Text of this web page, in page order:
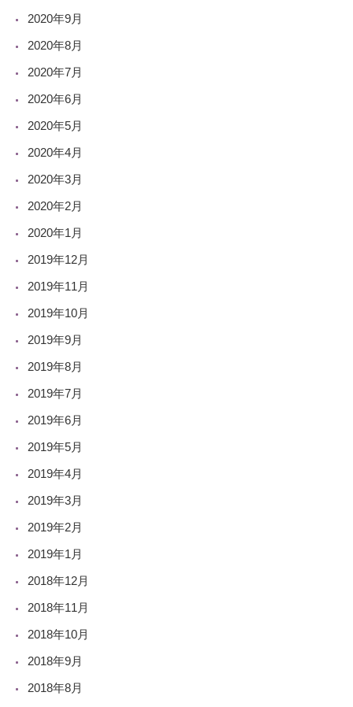
2020年9月
2020年8月
2020年7月
2020年6月
2020年5月
2020年4月
2020年3月
2020年2月
2020年1月
2019年12月
2019年11月
2019年10月
2019年9月
2019年8月
2019年7月
2019年6月
2019年5月
2019年4月
2019年3月
2019年2月
2019年1月
2018年12月
2018年11月
2018年10月
2018年9月
2018年8月